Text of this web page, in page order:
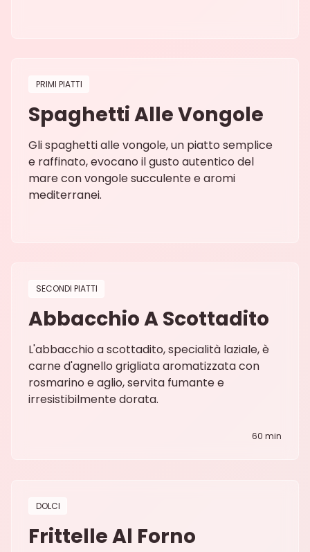
PRIMI PIATTI
Spaghetti Alle Vongole
Gli spaghetti alle vongole, un piatto semplice
e raffinato, evocano il gusto autentico del
mare con vongole succulente e aromi
mediterranei.
SECONDI PIATTI
Abbacchio A Scottadito
L'abbacchio a scottadito, specialità laziale, è
carne d'agnello grigliata aromatizzata con
rosmarino e aglio, servita fumante e
irresistibilmente dorata.
60 min
DOLCI
Frittelle Al Forno